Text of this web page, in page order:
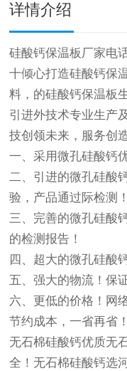
详情介绍
硅酸钙保温板厂家电
十倾心打造硅酸钙保
料，的硅酸钙保温板
引进外技术专业生产
技创领未来，服务创
一、采用微孔硅酸钙
二、引进的微孔硅酸
验，产品通过际检测！
三、完善的微孔硅酸
的检测报告！
四、超大的微孔硅酸
五、强大的物流！保
六、更低的价格！网
节约成本，一省再省！
无石棉硅酸钙优质无
全！无石棉硅酸钙选